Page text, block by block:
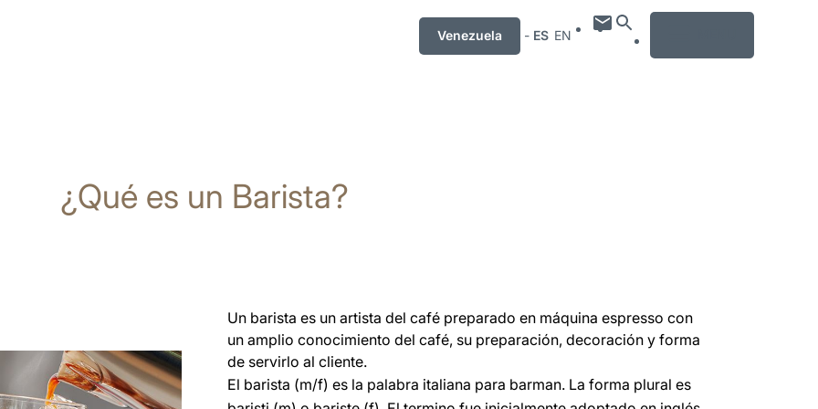
Venezuela - ES EN
¿Qué es un Barista?
Un barista es un artista del café preparado en máquina espresso con
un amplio conocimiento del café, su preparación, decoración y forma
de servirlo al cliente.
El barista (m/f) es la palabra italiana para barman. La forma plural es